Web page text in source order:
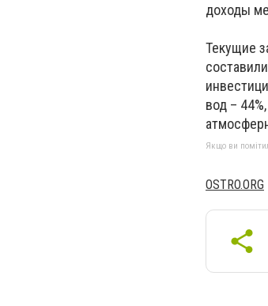
доходы
Текущие
вод –
Якщо ви
OSTRO.ORG